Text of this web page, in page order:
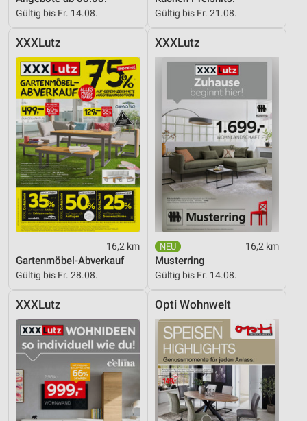
Gültig bis Fr. 14.08. Gültig bis Fr. 21.08.
XXXLutz
16,2 km
Gartenmöbel-Abverkauf
Gültig bis Fr. 28.08.
XXXLutz
16,2 km
Musterring
Gültig bis Fr. 14.08.
XXXLutz Opti Wohnwelt
Messung der Werbeleistung
Messung der Performance von Inhalten
Analyse von Zielgruppen durch Statistiken oder
Kombinationen von Daten aus verschiedenen
Quellen
Entwicklung und Verbesserung der Angebote
Verwendung reduzierter Daten zur Auswahl von
Inhalten
IAB-Besonderheiten:
Verwendung genauer Standortdaten
Geräte anhand von aktiv angeforderten
Informationen identifizieren
Nicht-IAB-Verarbeitungszwecke:
Performance
Funktional
Werbung